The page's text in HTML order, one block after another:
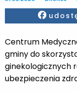
Centrum
gminy do
ginekologicznych
ubezpieczenia